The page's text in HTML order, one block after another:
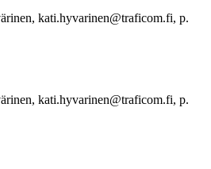
kati.hyvarinen@traficom.fi, p.
kati.hyvarinen@traficom.fi, p.